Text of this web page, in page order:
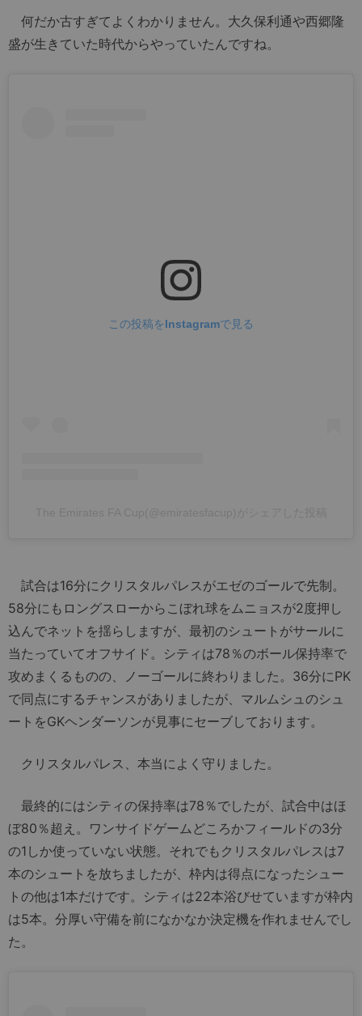
何だか古すぎてよくわかりません。大久保利通や西郷隆
盛が生きていた時代からやっていたんですね。
この投稿をInstagramで見る
試合は16分にクリスタルパレスがエゼのゴールで先制。
58分にもロングスローからこぼれ球をムニョスが2度押し
込んでネットを揺らしますが、最初のシュートがサールに
当たっていてオフサイド。シティは78％のボール保持率で
攻めまくるものの、ノーゴールに終わりました。36分にPK
で同点にするチャンスがありましたが、マルムシュのシュ
ートをGKヘンダーソンが見事にセーブしております。
クリスタルパレス、本当によく守りました。
最終的にはシティの保持率は78％でしたが、試合中はほ
ぼ80％超え。ワンサイドゲームどころかフィールドの3分
の1しか使っていない状態。それでもクリスタルパレスは7
本のシュートを放ちましたが、枠内は得点になったシュー
トの他は1本だけです。シティは22本浴びせていますが枠内
は5本。分厚い守備を前になかなか決定機を作れませんでし
た。